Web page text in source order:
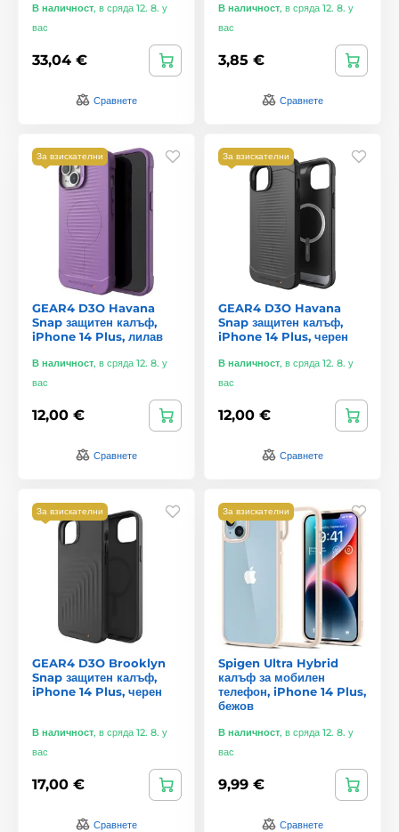
В наличност, в сряда 12. 8. у
вас
33,04 €
Сравнете
В наличност, в сряда 12. 8. у
вас
3,85 €
Сравнете
За взискателни
GEAR4 D3O Havana
Snap защитен калъф,
iPhone 14 Plus, лилав
В наличност, в сряда 12. 8. у
вас
12,00 €
Сравнете
За взискателни
GEAR4 D3O Havana
Snap защитен калъф,
iPhone 14 Plus, черен
В наличност, в сряда 12. 8. у
вас
12,00 €
Сравнете
За взискателни
GEAR4 D3O Brooklyn
Snap защитен калъф,
iPhone 14 Plus, черен
В наличност, в сряда 12. 8. у
вас
17,00 €
Сравнете
За взискателни
Spigen Ultra Hybrid
калъф за мобилен
телефон, iPhone 14 Plus,
бежов
В наличност, в сряда 12. 8. у
вас
9,99 €
Сравнете